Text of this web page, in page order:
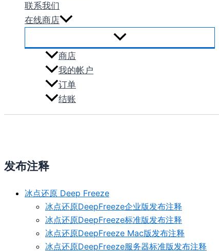
联系我们
在线商店
商店
我的帐户
订单
结账
发布注释
冰点还原 Deep Freeze
冰点还原DeepFreeze企业版发布注释
冰点还原DeepFreeze标准版发布注释
冰点还原DeepFreeze Mac版发布注释
冰点还原DeepFreeze服务器标准版发布注释